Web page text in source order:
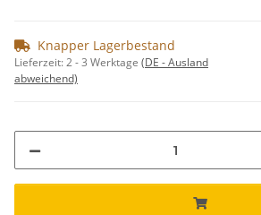
Knapper Lagerbestand
Lieferzeit:2 - 3 Werktage (DE - Ausland
abweichend)